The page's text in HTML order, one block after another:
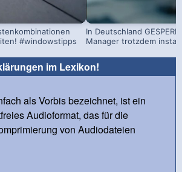
#windowstipps
In Deutschland
Manager trotzdem
im Lexikon!
als Vorbis bezeichnet, ist ein
Audioformat, das für die
von Audiodateien